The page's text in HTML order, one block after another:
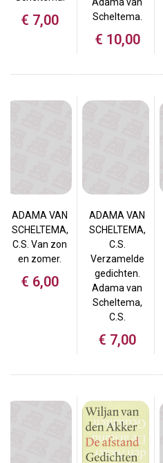
€ 7,00
Adama van
Scheltema.
€ 10,00
ADAMA VAN
SCHELTEMA,
C.S. Van zon
en zomer.
€ 6,00
ADAMA VAN
SCHELTEMA,
C.S.
Verzamelde
gedichten.
Adama van
Scheltema,
C.S.
€ 7,00